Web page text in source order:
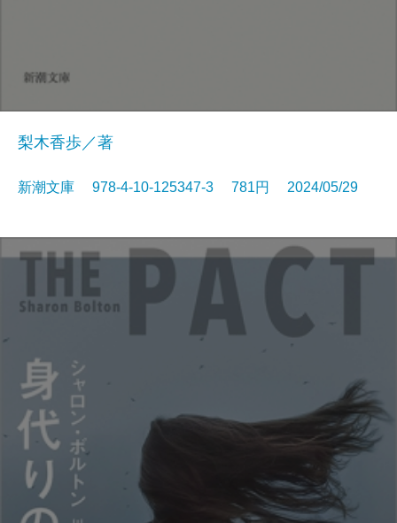
梨木香歩／著
新潮文庫 978-4-10-125347-3 781円 2024/05/29